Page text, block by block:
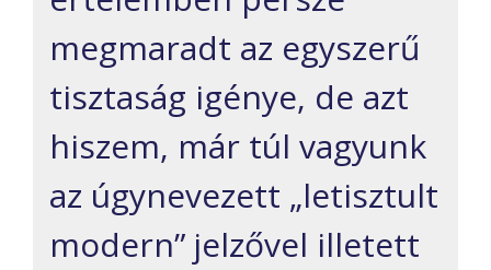
megmaradt az egyszerű
tisztaság igénye, de azt
hiszem, már túl vagyunk
az úgynevezett „letisztult
modern” jelzővel illetett